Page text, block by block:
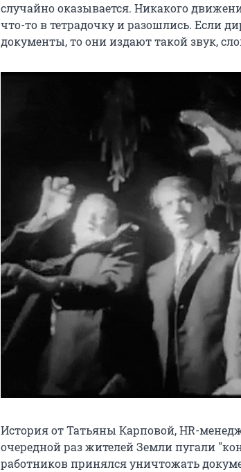
случайно оказывается. Никакого
что-то в тетрадочку и разошлись. Если
документы, то они издают такой звук,
История от Татьяны Карповой, HR-
очередной раз жителей Земли пугали
работников принялся уничтожать